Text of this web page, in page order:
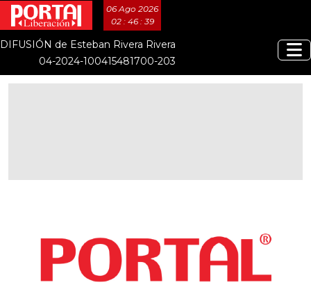
06 Ago 2026
02 : 46 : 40
DIFUSIÓN de Esteban Rivera Rivera
04-2024-100415481700-203